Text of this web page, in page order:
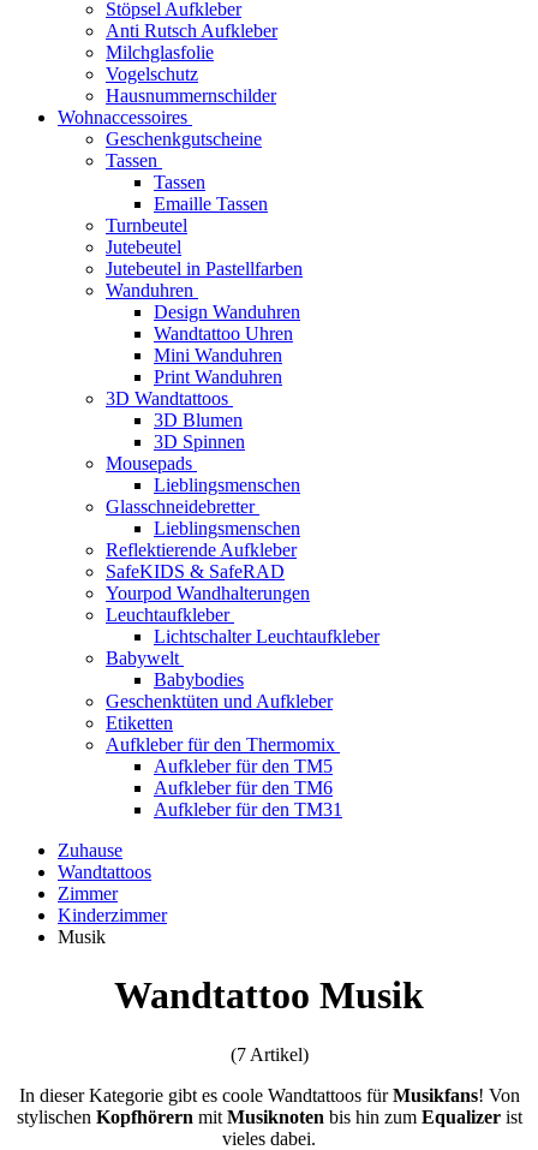
Stöpsel Aufkleber
Anti Rutsch Aufkleber
Milchglasfolie
Vogelschutz
Hausnummernschilder
Wohnaccessoires
Geschenkgutscheine
Tassen
Tassen
Emaille Tassen
Turnbeutel
Jutebeutel
Jutebeutel in Pastellfarben
Wanduhren
Design Wanduhren
Wandtattoo Uhren
Mini Wanduhren
Print Wanduhren
3D Wandtattoos
3D Blumen
3D Spinnen
Mousepads
Lieblingsmenschen
Glasschneidebretter
Lieblingsmenschen
Reflektierende Aufkleber
SafeKIDS & SafeRAD
Yourpod Wandhalterungen
Leuchtaufkleber
Lichtschalter Leuchtaufkleber
Babywelt
Babybodies
Geschenktüten und Aufkleber
Etiketten
Aufkleber für den Thermomix
Aufkleber für den TM5
Aufkleber für den TM6
Aufkleber für den TM31
Zuhause
Wandtattoos
Zimmer
Kinderzimmer
Musik
Wandtattoo Musik
(7 Artikel)
In dieser Kategorie gibt es coole Wandtattoos fürMusikfans! Von
stylischen Kopfhörern mit Musiknoten bis hin zum Equalizerist
vieles dabei.